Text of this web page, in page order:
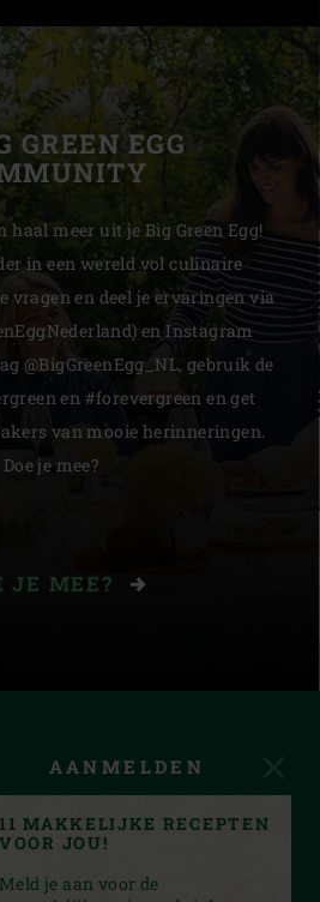
GREEN EGG
haal meer uit je Big Green Egg!
in een wereld vol culinaire
vragen en deel je ervaringen via
en Instagram
@BigGreenEgg_NL, gebruik de
en #forevergreen en get
van mooie herinneringen.
Doe je mee?
JE MEE?
AANMELDEN
11 MAKKELIJKE RECEPTEN
VOOR JOU!
Meld je aan voor de